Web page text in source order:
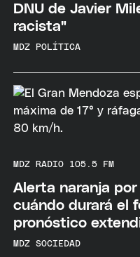
DNU de Javier
racista"
MDZ POLÍTICA
MDZ RADIO 105.5 FM
Alerta naranja
cuándo durará el
pronóstico
MDZ SOCIEDAD